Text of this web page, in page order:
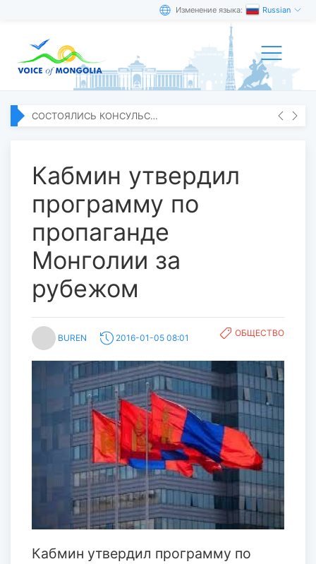
Изменение языка: Russian
Кабмин утвердил
программу по
пропаганде
Монголии за
рубежом
BUREN 2016-01-05 08:01 ОБЩЕСТВО
Кабмин утвердил программу по